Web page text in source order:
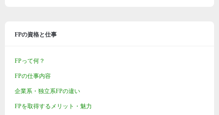
FPの資格と仕事
FPって何？
FPの仕事内容
企業系・独立系FPの違い
FPを取得するメリット・魅力